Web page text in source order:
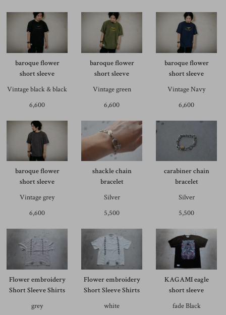
baroque flower
short sleeve
Vintage black & black
6,600
baroque flower
short sleeve
Vintage green
6,600
baroque flower
short sleeve
Vintage Navy
6,600
baroque flower
short sleeve
Vintage grey
6,600
shackle chain
bracelet
Silver
5,500
carabiner chain
bracelet
Silver
5,500
Flower embroidery
Short Sleeve Shirts
grey
Flower embroidery
Short Sleeve Shirts
white
KAGAMI eagle
short sleeve
fade Black